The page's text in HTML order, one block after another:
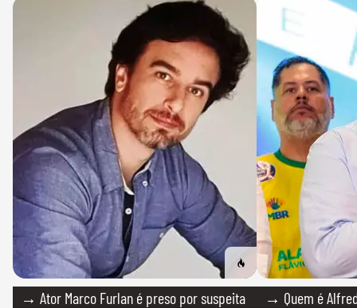
→ Ator Marco Furlan é preso por suspeita
→ Quem é